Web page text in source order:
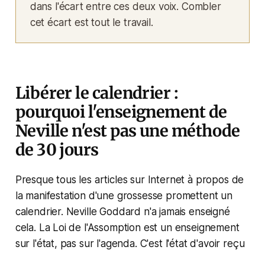
dans l'écart entre ces deux voix. Combler
cet écart est tout le travail.
Libérer le calendrier :
pourquoi l'enseignement de
Neville n'est pas une méthode
de 30 jours
Presque tous les articles sur Internet à propos de
la manifestation d'une grossesse promettent un
calendrier. Neville Goddard n'a jamais enseigné
cela. La Loi de l'Assomption est un enseignement
sur l'état, pas sur l'agenda. C'est l'état d'avoir reçu